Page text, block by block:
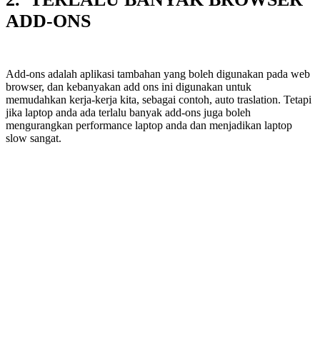
ADD-ONS
Add-ons adalah aplikasi tambahan yang boleh digunakan pada web
browser, dan kebanyakan add ons ini digunakan untuk
memudahkan kerja-kerja kita, sebagai contoh, auto traslation. Tetapi
jika laptop anda ada terlalu banyak add-ons juga boleh
mengurangkan performance laptop anda dan menjadikan laptop
slow sangat.